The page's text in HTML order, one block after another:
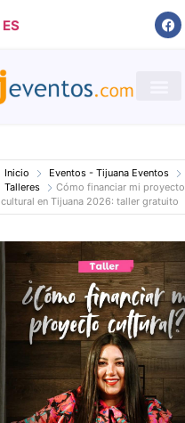
ES
Inicio
Eventos - Tijuana Eventos
Talleres
Cómo financiar mi proyecto
cultural en Tijuana 2026: taller gratuito